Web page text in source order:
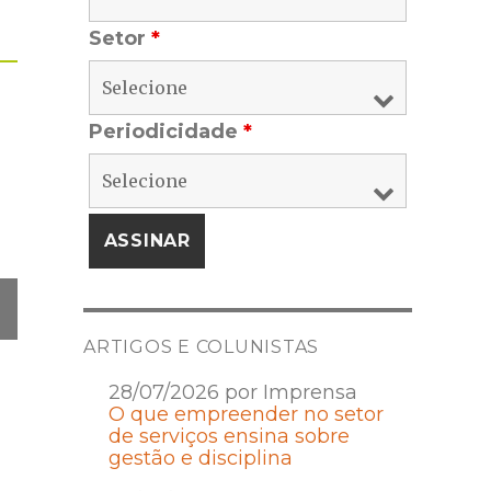
Setor *
Periodicidade *
ARTIGOS E COLUNISTAS
28/07/2026 por Imprensa
O que empreender no setor
de serviços ensina sobre
gestão e disciplina